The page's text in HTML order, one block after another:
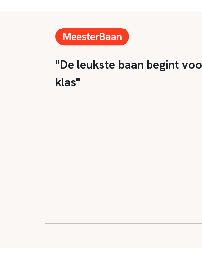
"De leukste baan begint
klas"